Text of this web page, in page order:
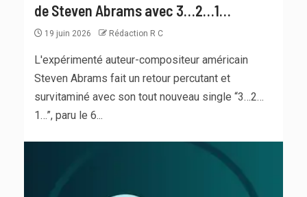
de Steven Abrams avec 3…2…1…
19 juin 2026 Rédaction R C
L'expérimenté auteur-compositeur américain
Steven Abrams fait un retour percutant et
survitaminé avec son tout nouveau single “3…2…
1…”, paru le 6...